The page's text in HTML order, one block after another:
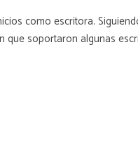
como escritora.
que soportaron algunas